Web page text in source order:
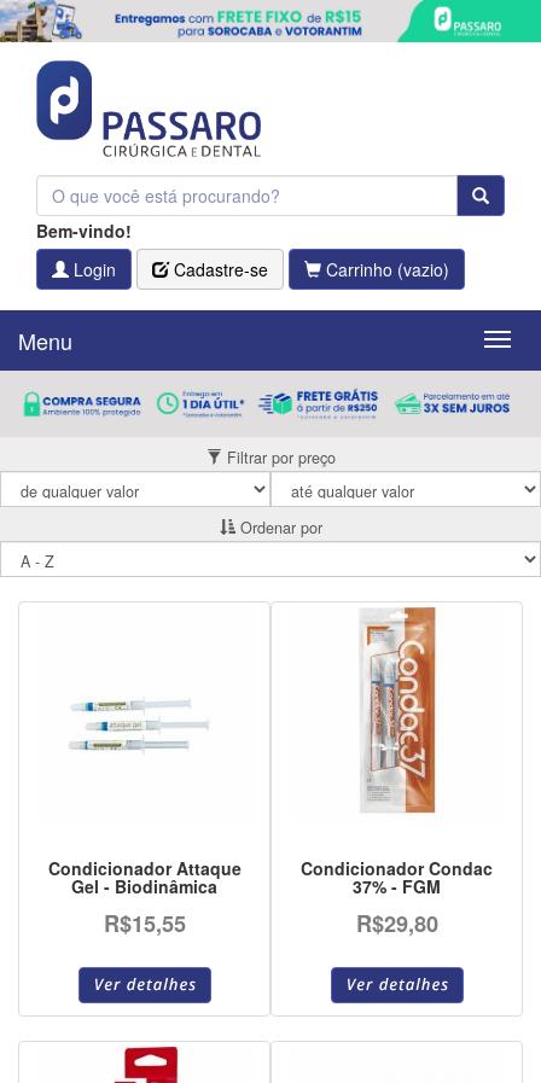
Bem-vindo!
Login
Cadastre-se Carrinho (vazio)
Menu
Menu
Filtrar por preço
Ordenar por
Condicionador Attaque
Gel - Biodinâmica
R$15,55
Condicionador Condac
37% - FGM
R$29,80